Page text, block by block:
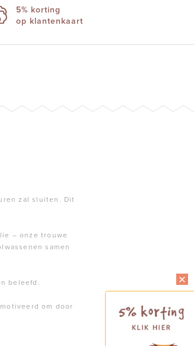
5% korting
op klantenkaart
zal sluiten. Dit
– onze trouwe
samen
beleefd.
om door